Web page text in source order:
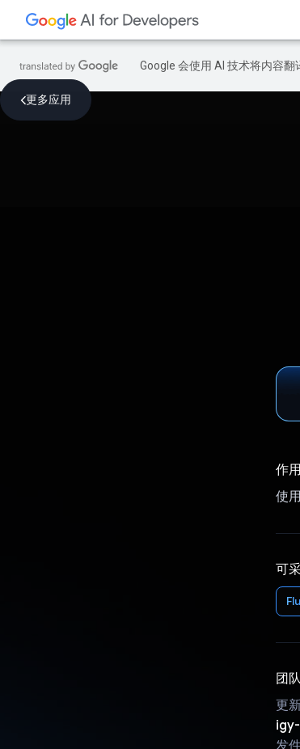
Google 会使用 AI 技术将内容翻
更多应用
作用
使
可
团队
更
发